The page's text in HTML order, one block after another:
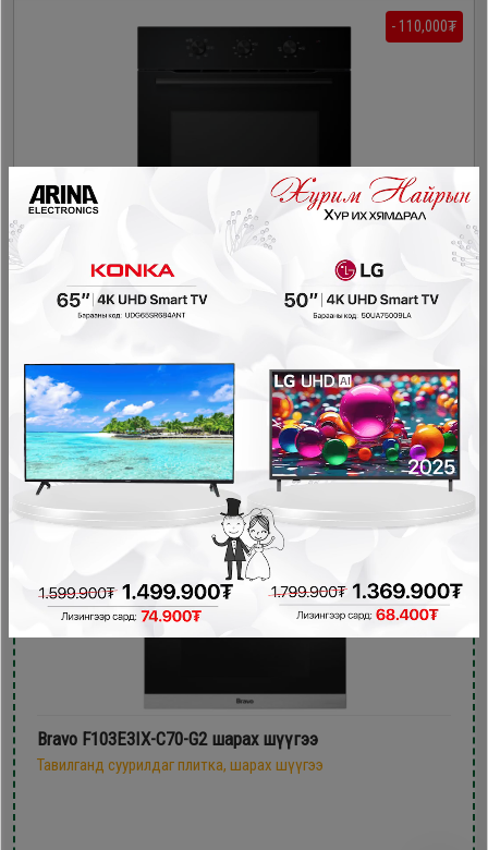
- 110,000₮
Midea MO27000GB шарах шүүгээ
Тавилганд суурилдаг плитка, шарах шүүгээ
729,900₮
619,900₮
Bravo F103E3IX-C70-G2 шарах шүүгээ
Тавилганд суурилдаг плитка, шарах шүүгээ